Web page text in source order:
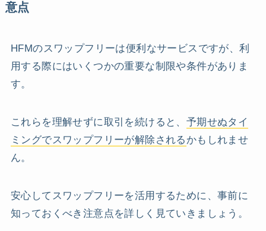
意点
HFMのスワップフリーは便利なサービスですが、利
用する際にはいくつかの重要な制限や条件がありま
す。
これらを理解せずに取引を続けると、 予期せぬタイ
ミングでスワップフリーが解除される かもしれませ
ん。
安心してスワップフリーを活用するために、事前に
知っておくべき注意点を詳しく見ていきましょう。